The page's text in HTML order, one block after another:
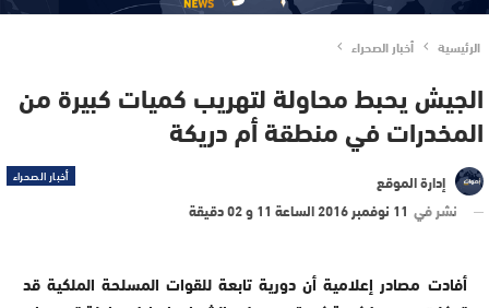
الرئيسية أخبار الصحراء
الجيش يحبط محاولة لتهريب كميات كبيرة من
المخدرات في منطقة أم دريكة
أخبار الصحراء
إدارة الموقع
نشر في 11 نوفمبر 2016 الساعة 11 و 02 دقيقة
أفادت مصادر إعلامية أن دورية تابعة للقوات المسلحة الملكية قد